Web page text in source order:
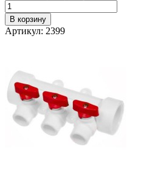
В корзину
Артикул: 2399